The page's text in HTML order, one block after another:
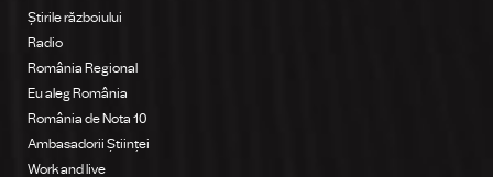
Știrile războiului
Radio
România Regional
Eu aleg România
România de Nota 10
Ambasadorii Științei
Work and live